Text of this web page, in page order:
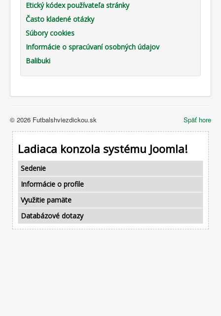
Etický kódex používateľa stránky
Často kladené otázky
Súbory cookies
Informácie o spracúvaní osobných údajov
Balibuki
Späť hore
© 2026 Futbalshviezdickou.sk
Ladiaca konzola systému Joomla!
Sedenie
Informácie o profile
Využitie pamäte
Databázové dotazy